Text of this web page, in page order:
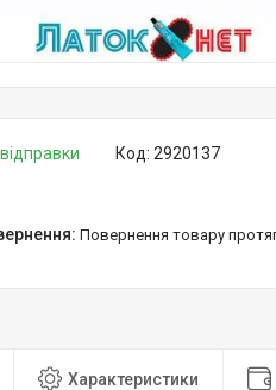
Код: 2920137
повернення товару
Характеристики